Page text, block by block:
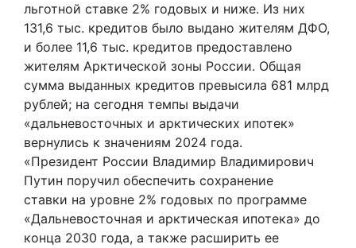
льготной ставке 2% годовых и ниже. Из них
131,6 тыс. кредитов было выдано жителям ДФО,
и более 11,6 тыс. кредитов предоставлено
жителям Арктической зоны России. Общая
сумма выданных кредитов превысила 681 млрд
рублей; на сегодня темпы выдачи
«дальневосточных и арктических ипотек»
вернулись к значениям 2024 года.
«Президент России Владимир Владимирович
Путин поручил обеспечить сохранение
ставки на уровне 2% годовых по программе
«Дальневосточная и арктическая ипотека» до
конца 2030 года, а также расширить ее